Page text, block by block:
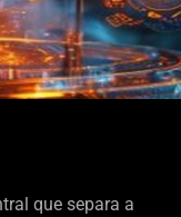
que separa a